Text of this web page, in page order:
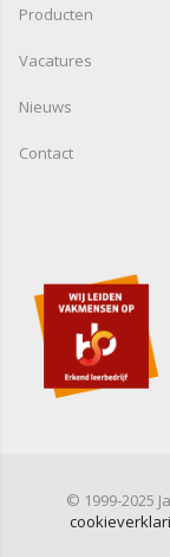
Producten
Vacatures
Nieuws
Contact
© 1999-2025